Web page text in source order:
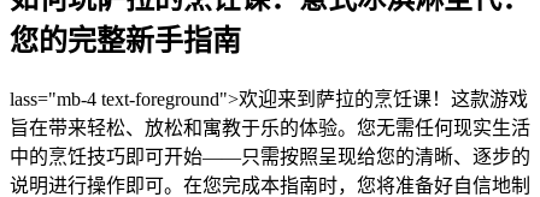
您的完整新手指南
lass="mb-4 text-foreground">欢迎来到萨拉的烹饪课！这款游戏
旨在带来轻松、放松和寓教于乐的体验。您无需任何现实生活
中的烹饪技巧即可开始——只需按照呈现给您的清晰、逐步的
说明进行操作即可。在您完成本指南时，您将准备好自信地制